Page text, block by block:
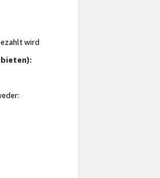
wird